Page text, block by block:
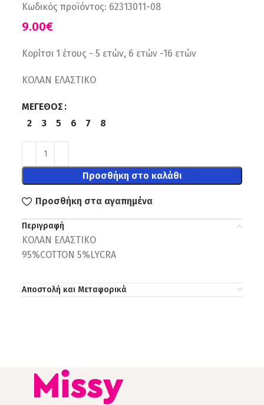
Κωδικός προϊόντος: 62313011-08
€
Κορίτσι 1 έτους - 5 ετών, 6 ετών -16 ετών
ΚΟΛΑΝ ΕΛΑΣΤΙΚΟ
ΜΈΓΕΘΟΣ
2
3 5 6 7 8
Προσθήκη στο καλάθι
Προσθήκη στα αγαπημένα
Περιγραφή
ΚΟΛΑΝ ΕΛΑΣΤΙΚΟ
95%COTTON 5%LYCRA
Αποστολή και Μεταφορικά